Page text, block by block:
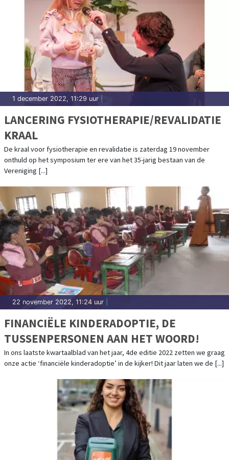
1 december 2022, 11:29 uur
LANCERING FYSIOTHERAPIE/REVALIDATIE
KRAAL
De kraal voor fysiotherapie en revalidatie is zaterdag 19 november
onthuld op het symposium ter ere van het 35-jarig bestaan van de
Vereniging [...]
22 november 2022, 11:24 uur
FINANCIËLE KINDERADOPTIE, DE
TUSSENPERSONEN AAN HET WOORD!
In ons laatste kwartaalblad van het jaar, 4de editie 2022 zetten we graag
onze actie ‘financiële kinderadoptie’ in de kijker! Dit jaar laten we de [...]